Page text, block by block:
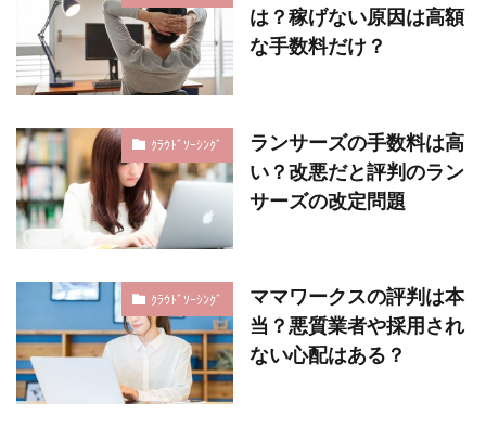
は？稼げない原因は高額
な手数料だけ？
ｸﾗｳﾄﾞｿｰｼﾝｸﾞ
ランサーズの手数料は高
い？改悪だと評判のラン
サーズの改定問題
ｸﾗｳﾄﾞｿｰｼﾝｸﾞ
ママワークスの評判は本
当？悪質業者や採用され
ない心配はある？